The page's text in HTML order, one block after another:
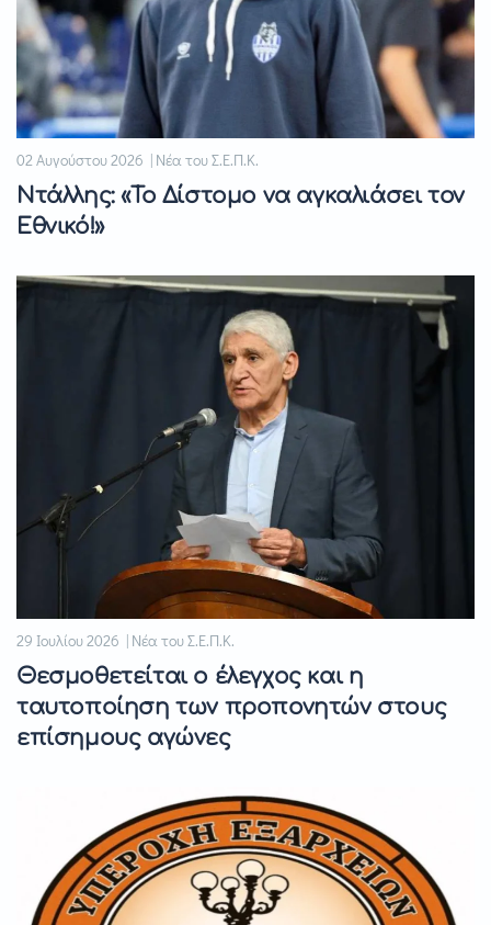
02 Αυγούστου 2026 | Νέα του Σ.Ε.Π.Κ.
Ντάλλης: «Το Δίστομο να αγκαλιάσει τον
Εθνικό!»
29 Ιουλίου 2026 | Νέα του Σ.Ε.Π.Κ.
Θεσμοθετείται ο έλεγχος και η
ταυτοποίηση των προπονητών στους
επίσημους αγώνες